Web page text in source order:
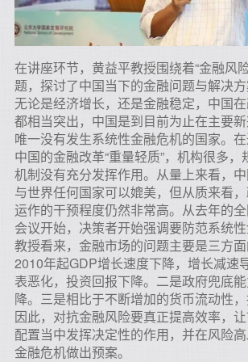
在讲座环节，黄益平教授围绕着“金融风
题，探讨了中国当下的金融问题与解决方
无论是经济增长，还是金融稳定，中国
都相当突出，中国是到目前为止在主要
唯一没有发生系统性金融危机的国家。在
中国的金融改革“重量轻质”，机构很多
机制没有充分发挥作用。从量上来看，
与世界任何国家可以媲美，但从质来看
运作的干预程度仍然非常高。从去年的
会议开始，决策者开始强调要防范系统
教授看来，金融市场的问题主要是三方
2010年起GDP增长速度下降，增长减速
表恶化，投资回报下降。二是政府兜底
降。三是相比于不断增加的货币流动性，
因此，对抗金融风险要真正提高效率，
配置当中发挥决定性的作用，并在风险
金融危机做出预案。